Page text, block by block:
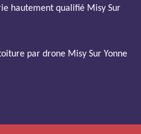
hautement qualifié Misy Sur
par drone Misy Sur Yonne